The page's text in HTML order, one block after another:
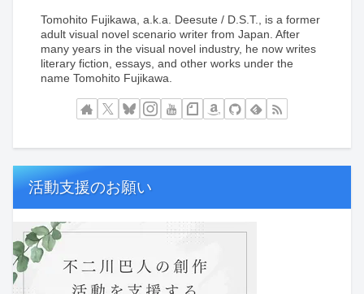
Tomohito Fujikawa, a.k.a. Deesute / D.S.T., is a former
adult visual novel scenario writer from Japan. After
many years in the visual novel industry, he now writes
literary fiction, essays, and other works under the
name Tomohito Fujikawa.
活動支援のお願い